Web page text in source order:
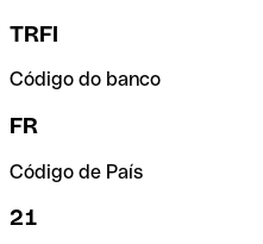
TRFI
Código do banco
FR
Código de País
21